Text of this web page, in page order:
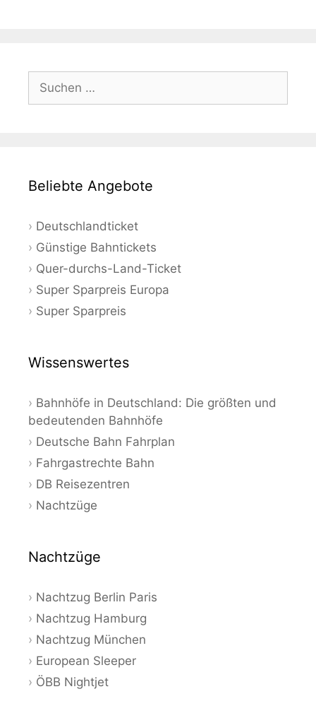
Suchen
nach:
Beliebte Angebote
Deutschlandticket
Günstige Bahntickets
Quer-durchs-Land-Ticket
Super Sparpreis Europa
Super Sparpreis
Wissenswertes
Bahnhöfe in Deutschland: Die größten und
bedeutenden Bahnhöfe
Deutsche Bahn Fahrplan
Fahrgastrechte Bahn
DB Reisezentren
Nachtzüge
Nachtzüge
Nachtzug Berlin Paris
Nachtzug Hamburg
Nachtzug München
European Sleeper
ÖBB Nightjet